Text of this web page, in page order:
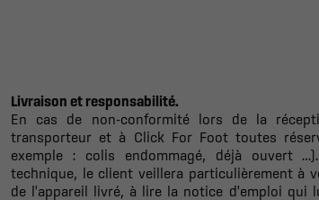
Livraison et responsabilité.
En cas de non-conformité lors de la
transporteur et à Click For Foot toutes
exemple : colis endommagé, déjà ouvert
technique, le client veillera particulièrement à
de l'appareil livré, à lire la notice d'emploi qui